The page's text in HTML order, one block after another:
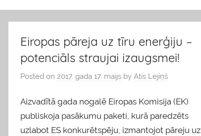
Eiropas pāreja uz tīru enerģiju –
potenciāls straujai izaugsmei!
Posted on2017. gada 17. maijs byAtis Lejiņš
Aizvadītā gada nogalē Eiropas Komisija (EK)
publiskoja pasākumu paketi, kurā paredzēts
uzlabot ES konkurētspēju, izmantojot pāreju uz